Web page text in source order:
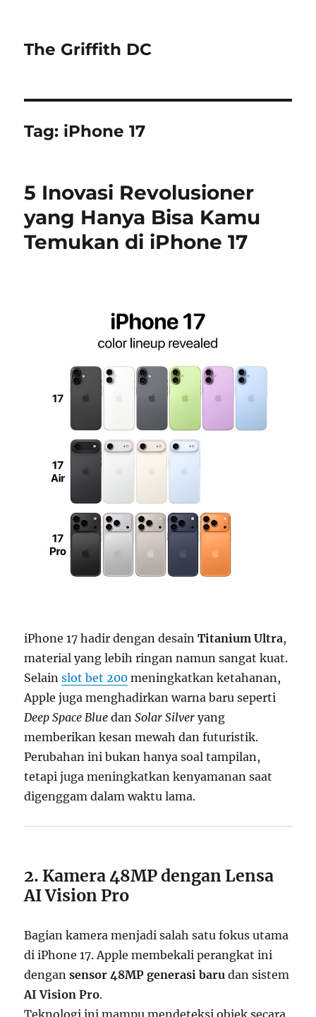
The Griffith DC
Tag: iPhone 17
5 Inovasi Revolusioner
yang Hanya Bisa Kamu
Temukan di iPhone 17
iPhone 17 hadir dengan desainTitanium Ultra,
material yang lebih ringan namun sangat kuat.
Selainslot bet 200 meningkatkan ketahanan,
Apple juga menghadirkan warna baru seperti
Deep Space Blue danSolar Silver yang
memberikan kesan mewah dan futuristik.
Perubahan ini bukan hanya soal tampilan,
tetapi juga meningkatkan kenyamanan saat
digenggam dalam waktu lama.
2. Kamera 48MP dengan Lensa
AI Vision Pro
Bagian kamera menjadi salah satu fokus utama
di iPhone 17. Apple membekali perangkat ini
dengansensor 48MP generasi baru dan sistem
AI Vision Pro.
Teknologi ini mampu mendeteksi objek secara